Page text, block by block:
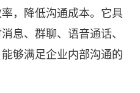
，降低沟通成本。它具
息、群聊、语音通话、
够满足企业内部沟通的